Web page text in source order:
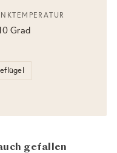
Grad
gefallen